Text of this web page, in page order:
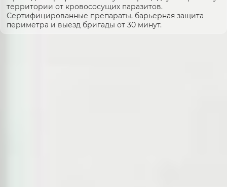
территории от кровососущих паразитов.
Сертифицированные препараты, барьерная защита
периметра и выезд бригады от 30 минут.